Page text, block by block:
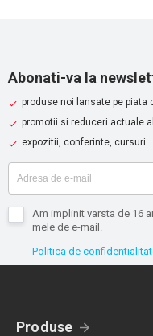
Abonati-va la
produse noi lansate pe piata
promotii si reduceri actuale
expozitii, conferinte, cursuri
Am implinit varsta de 16
mele de e-mail.
Politica de
Produse